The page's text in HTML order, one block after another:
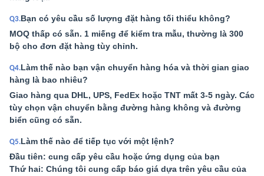
Q3.Bạn có yêu cầu số lượng đặt hàng tối thiểu không?
MOQ thấp có sẵn. 1 miếng để kiểm tra mẫu, thường là 300
bộ cho đơn đặt hàng tùy chỉnh.
Q4.Làm thế nào bạn vận chuyển hàng hóa và thời gian giao
hàng là bao nhiêu?
Giao hàng qua DHL, UPS, FedEx hoặc TNT mất 3-5 ngày. Các
tùy chọn vận chuyển bằng đường hàng không và đường
biển cũng có sẵn.
Q5.Làm thế nào để tiếp tục với một lệnh?
Đầu tiên: cung cấp yêu cầu hoặc ứng dụng của bạn
Thứ hai: Chúng tôi cung cấp báo giá dựa trên yêu cầu của